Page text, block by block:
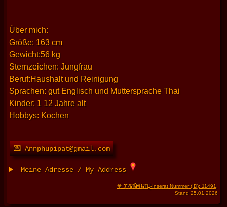
Über mich:
Größe: 163 cm
Gewicht:56 kg
Sternzeichen: Jungfrau
Beruf:Haushalt und Reinigung
Sprachen: gut Englisch und Muttersprache Thai
Kinder: 1 12 Jahre alt
Hobbys: Kochen
💌 Annphupipat@gmail.com
Meine Adresse / My Address
🧡 THAIFRAU-Inserat Nummer (ID): 11491
Stand 25.01.2026